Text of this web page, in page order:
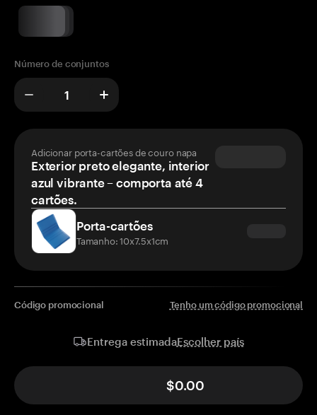
Número de conjuntos
Adicionar porta-cartões de couro napa
Exterior preto elegante, interior
azul vibrante – comporta até 4
cartões.
Porta-cartões
Tamanho: 10x7.5x1cm
Código promocional Tenho um código promocional
Entrega estimadaEscolher país
$0.00